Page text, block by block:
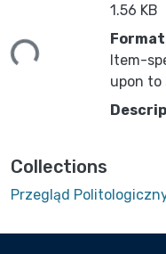
1.56 KB
Item-
upon to
Collections
Przegląd